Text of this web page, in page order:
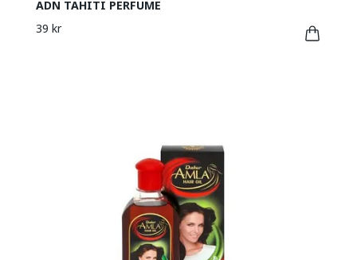
ADN TAHITI PERFUME
39 kr